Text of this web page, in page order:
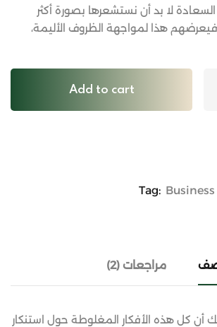
السعادة لا بد أن نستشعرها بصورة أكثر
هذا لمواجهة الظروف الأليمة،
Add to cart
Tag:
مراجعات (2)
أن كل هذه الأفكار المغلوطة حول استنكار